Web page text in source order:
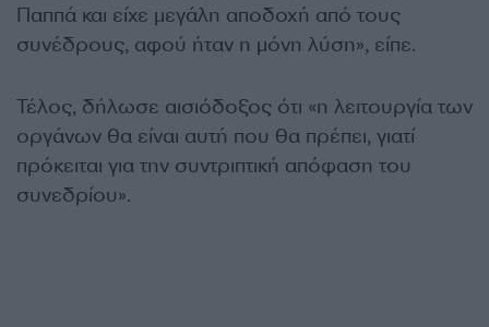
Παππά και είχε μεγάλη αποδοχή από τους
συνέδρους, αφού ήταν η μόνη λύση», είπε.
Τέλος, δήλωσε αισιόδοξος ότι «η λειτουργία των
οργάνων θα είναι αυτή που θα πρέπει, γιατί
πρόκειται για την συντριπτική απόφαση του
συνεδρίου».